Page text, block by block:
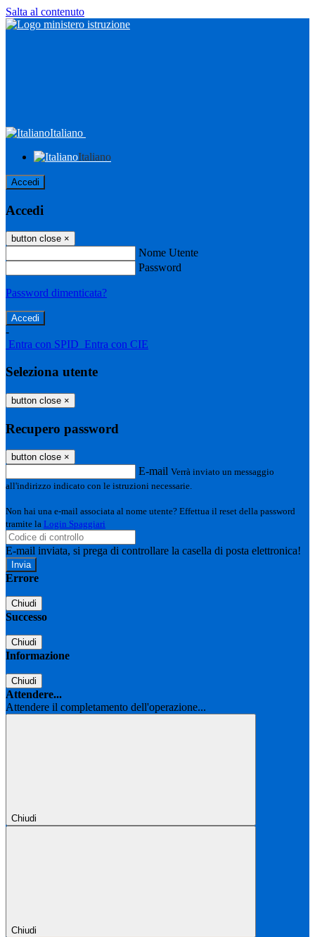
Salta al contenuto
Italiano
Italiano
Accedi
Accedi
button close ×
Nome Utente
Password
Password dimenticata?
-
Entra con SPID Entra con CIE
Seleziona utente
button close ×
Recupero password
button close ×
E-mail Verrà inviato un messaggio
all'indirizzo indicato con le istruzioni necessarie.
Non hai una e-mail associata al nome utente? Effettua il reset della password
tramite la Login Spaggiari
E-mail inviata, si prega di controllare la casella di posta elettronica!
Errore
Chiudi
Successo
Chiudi
Informazione
Chiudi
Attendere...
Attendere il completamento dell'operazione...
Chiudi
Chiudi